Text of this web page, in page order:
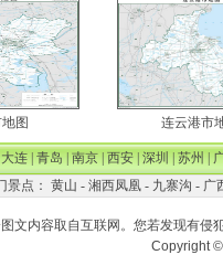
图 连云港市
大连|青岛|南京|西安|深圳|苏州|
景点： 黄山 - 湘西凤凰- 九寨沟 - 广
文内容取自互联网。您若发现有侵
Copyright